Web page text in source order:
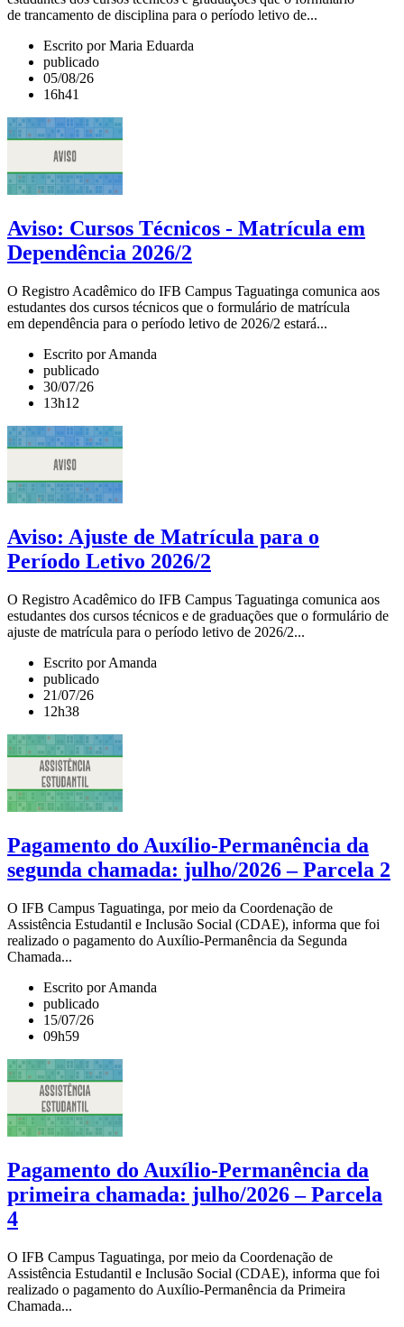
de trancamento de disciplina para o período letivo de...
Escrito por Maria Eduarda
publicado
05/08/26
16h41
Aviso: Cursos Técnicos - Matrícula em
Dependência 2026/2
O Registro Acadêmico do IFB Campus Taguatinga comunica aos
estudantes dos cursos técnicos que o formulário de matrícula
em dependência para o período letivo de 2026/2 estará...
Escrito por Amanda
publicado
30/07/26
13h12
Aviso: Ajuste de Matrícula para o
Período Letivo 2026/2
O Registro Acadêmico do IFB Campus Taguatinga comunica aos
estudantes dos cursos técnicos e de graduações que o formulário de
ajuste de matrícula para o período letivo de 2026/2...
Escrito por Amanda
publicado
21/07/26
12h38
Pagamento do Auxílio-Permanência da
segunda chamada: julho/2026 – Parcela 2
O IFB Campus Taguatinga, por meio da Coordenação de
Assistência Estudantil e Inclusão Social (CDAE), informa que foi
realizado o pagamento do Auxílio-Permanência da Segunda
Chamada...
Escrito por Amanda
publicado
15/07/26
09h59
Pagamento do Auxílio-Permanência da
primeira chamada: julho/2026 – Parcela
4
O IFB Campus Taguatinga, por meio da Coordenação de
Assistência Estudantil e Inclusão Social (CDAE), informa que foi
realizado o pagamento do Auxílio-Permanência da Primeira
Chamada...